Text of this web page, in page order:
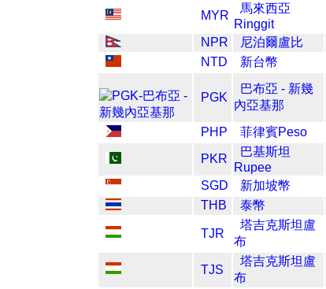
MYR
馬來西亞
Ringgit
NPR
尼泊爾盧比
NTD
新台幣
PGK
巴布亞 - 新幾
內亞基那
PHP 菲律賓Peso
PKR
巴基斯坦
Rupee
SGD
新加坡幣
THB
泰幣
TJR
塔吉克斯坦盧
布
TJS
塔吉克斯坦盧
布